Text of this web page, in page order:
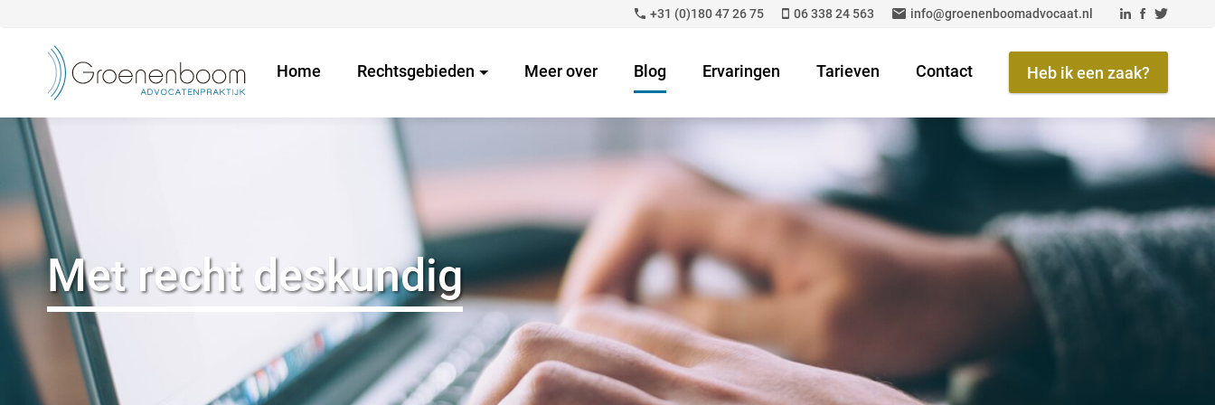
+31 (0)180 47 26 75 06 338 24 563 info@groenenboomadvocaat.nl
Home Rechtsgebieden Meer over Blog Ervaringen Tarieven Contact Heb ik een zaak?
Met recht deskundig